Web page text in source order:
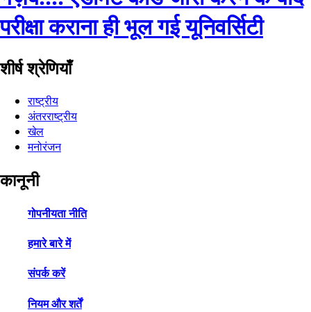
परीक्षा कराना ही भूल गई यूनिवर्सिटी
शीर्ष श्रेणियाँ
राष्ट्रीय
अंतरराष्ट्रीय
खेल
मनोरंजन
कानूनी
गोपनीयता नीति
हमारे बारे में
संपर्क करें
नियम और शर्तें